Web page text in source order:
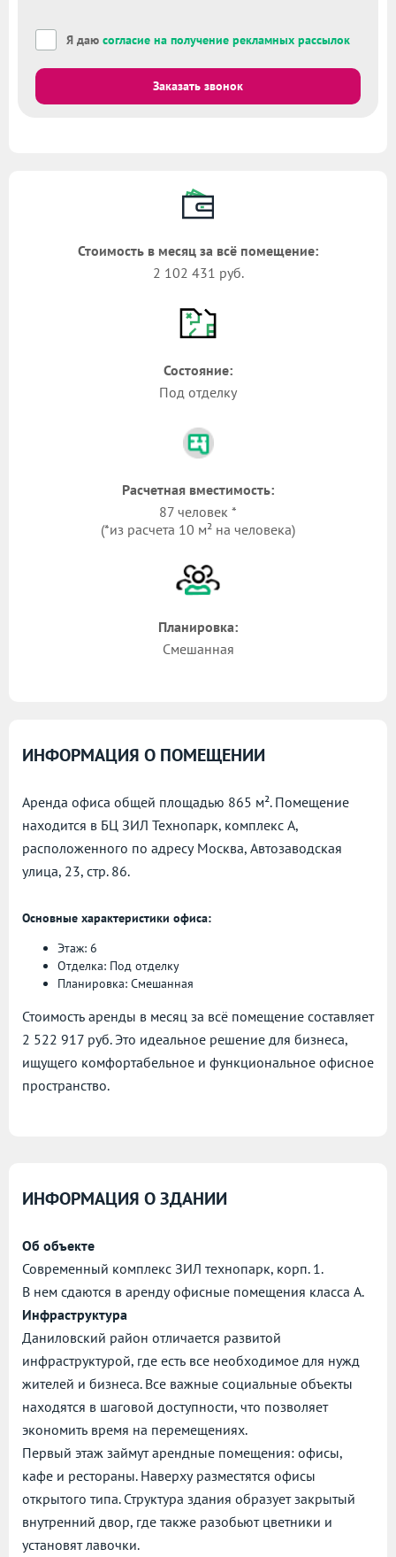
Я даю согласие на получение рекламных рассылок
Заказать звонок
Стоимость в месяц за всё помещение:
2 102 431 руб.
Состояние:
Под отделку
Расчетная вместимость:
87 человек *
(*из расчета 10 м² на человека)
Планировка:
Смешанная
ИНФОРМАЦИЯ О ПОМЕЩЕНИИ
Аренда офиса общей площадью 865 м². Помещение
находится в БЦ ЗИЛ Технопарк, комплекс А,
расположенного по адресу Москва, Автозаводская
улица, 23, стр. 86.
Основные характеристики офиса:
Этаж: 6
Отделка: Под отделку
Планировка: Смешанная
Стоимость аренды в месяц за всё помещение составляет
2 522 917 руб. Это идеальное решение для бизнеса,
ищущего комфортабельное и функциональное офисное
пространство.
ИНФОРМАЦИЯ О ЗДАНИИ
Об объекте
Современный комплекс ЗИЛ технопарк, корп. 1.
В нем сдаются в аренду офисные помещения класса А.
Инфраструктура
Даниловский район отличается развитой
инфраструктурой, где есть все необходимое для нужд
жителей и бизнеса. Все важные социальные объекты
находятся в шаговой доступности, что позволяет
экономить время на перемещениях.
Первый этаж займут арендные помещения: офисы,
кафе и рестораны. Наверху разместятся офисы
открытого типа. Структура здания образует закрытый
внутренний двор, где также разобьют цветники и
установят лавочки.